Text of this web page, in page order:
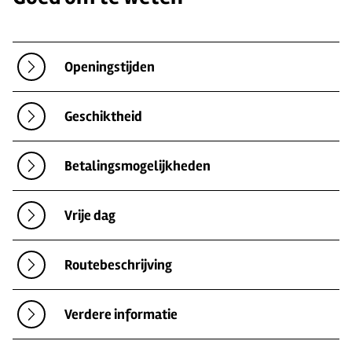
Openingstijden
Geschiktheid
Betalingsmogelijkheden
Vrije dag
Routebeschrijving
Verdere informatie